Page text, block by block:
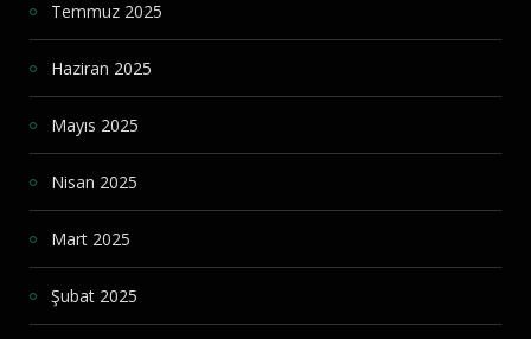
Temmuz 2025
Haziran 2025
Mayıs 2025
Nisan 2025
Mart 2025
Şubat 2025